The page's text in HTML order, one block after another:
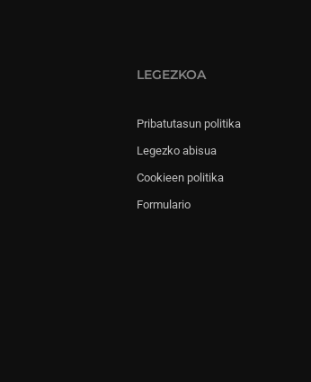
LEGEZKOA
Pribatutasun politika
Legezko abisua
Cookieen politika
Formulario